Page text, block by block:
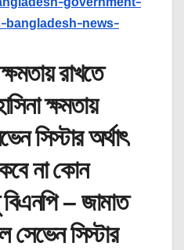
news-
রাখতে
ক্ষমতায়
সিস্টার অর্থাৎ
না কোন
– জামাত
সেভেন সিস্টার